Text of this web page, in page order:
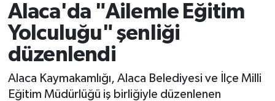
Alaca'da "Ailemle Eğitim
Yolculuğu" şenliği
düzenlendi
Alaca Kaymakamlığı, Alaca Belediyesi ve İlçe Milli
Eğitim Müdürlüğü iş birliğiyle düzenlenen